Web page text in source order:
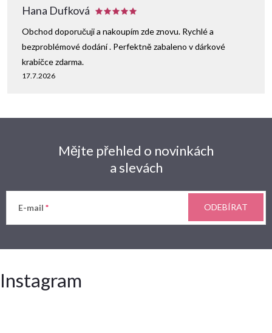
Hana Dufková
17.7.2026
Obchod doporučuji a nakoupím zde znovu. Rychlé a
bezproblémové dodání . Perfektně zabaleno v dárkové
krabičce zdarma.
Mějte přehled o novinkách
a slevách
E-mail ODEBÍRAT
Instagram